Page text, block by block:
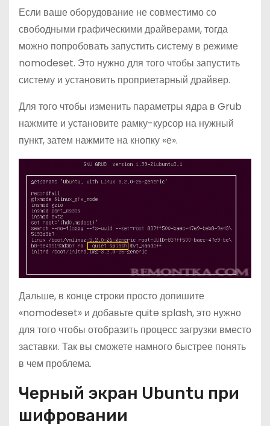
Если ваше оборудование не совместимо со
свободными графическими драйверами, тогда
можно попробовать запустить систему в режиме
nomodeset. Это нужно для того чтобы запустить
систему и установить проприетарный драйвер.
Для того чтобы изменить параметры ядра в Grub
нажмите и установите рамку-курсор на нужный
пункт, затем нажмите на кнопку «е».
Дальше, в конце строки просто допишите
«nomodeset» и добавьте quite splash, это нужно
для того чтобы отобразить процесс загрузки вместо
заставки. Так вы сможете намного быстрее понять
в чем проблема.
Черный экран Ubuntu при
шифровании